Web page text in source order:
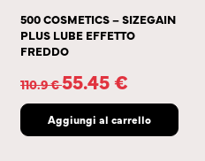
500 COSMETICS – SIZEGAIN
PLUS LUBE EFFETTO
FREDDO
110.9€55.45€
Aggiungi al carrello